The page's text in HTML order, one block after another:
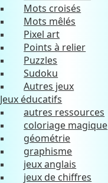
Mots croisés
Mots mêlés
Pixel art
Points à relier
Puzzles
Sudoku
Autres jeux
Jeux éducatifs
autres ressources
coloriage magique
géométrie
graphisme
jeux anglais
jeux de chiffres